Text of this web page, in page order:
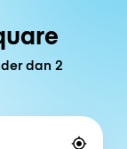
dan 2